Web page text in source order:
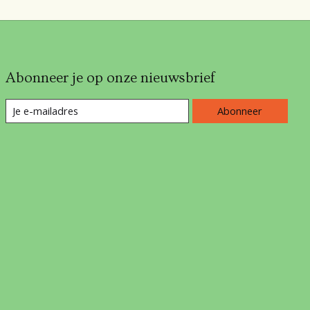
Abonneer je op onze nieuwsbrief
Abonneer